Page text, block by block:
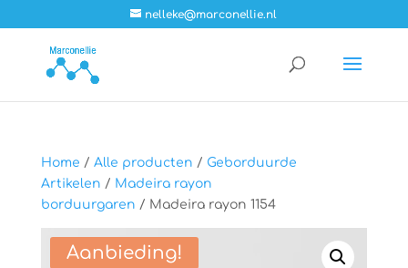
nelleke@marconellie.nl
Home / Alle producten / Geborduurde
Artikelen / Madeira rayon
borduurgaren / Madeira rayon 1154
Aanbieding!